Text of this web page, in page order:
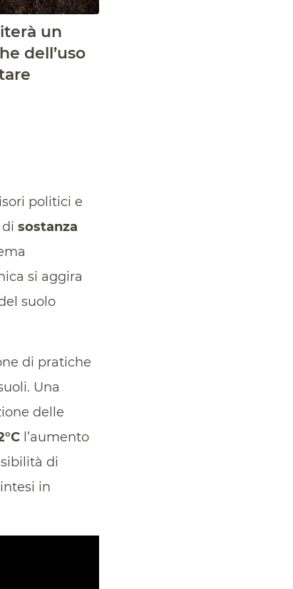
un
dell’uso
politici e
sostanza
si aggira
suolo
di pratiche
Una
delle
l’aumento
di
in